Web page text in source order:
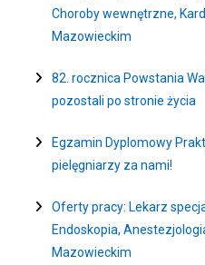
Choroby wewnętrzne,
Mazowieckim
82. rocznica Powstania
pozostali po stronie życia
Egzamin Dyplomowy
pielęgniarzy za nami!
Oferty pracy: Lekarz
Endoskopia,
Mazowieckim